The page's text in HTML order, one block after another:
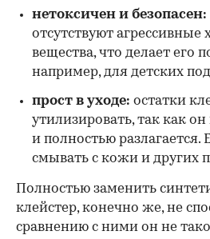
нетоксичен и безопасен:
отсутствуют агрессивные
вещества, что делает его
например, для детских
прост в уходе: остатки
утилизировать, так как
и полностью разлагается.
смывать с кожи и других
Полностью заменить
клейстер, конечно же, не
сравнению с ними он не